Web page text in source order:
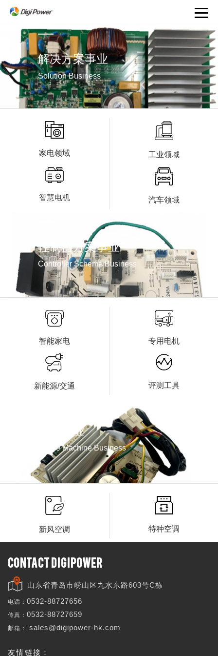
解决方案事业
Solution Business
家电领域 工业领域
智慧电机 汽车领域
控制器方案事业
Controller Scheme Business
智能家电 专用电机
新能源/交通 评测工具
整机事业
Whole Machine Business
新风空调 特种空调
CONTACT DIGIPOWER
山东省青岛市崂山区九水东路603号C栋
电话： 0532-88727656
传真： 0532-88727659
邮箱： sales@digipower-hk.com
友情链接：